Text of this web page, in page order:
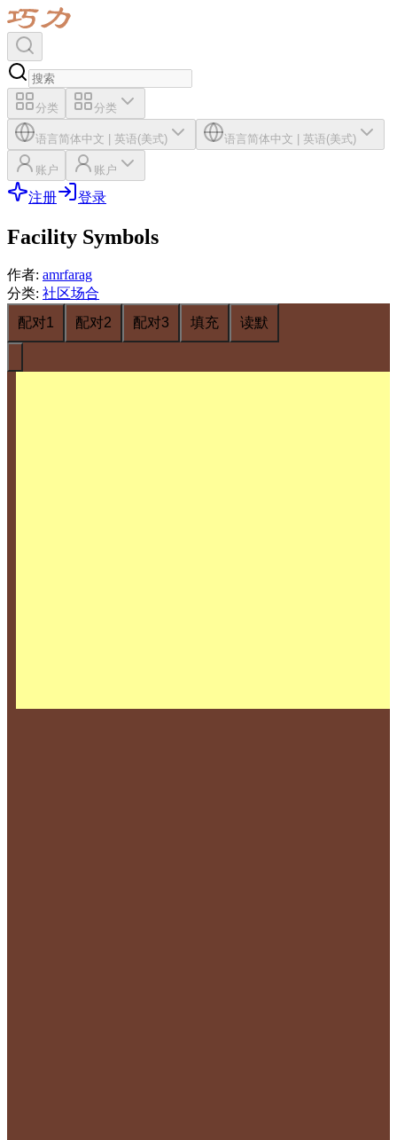
分类 分类
语言简体中文 | 英语(美式) 语言简体中文 | 英语(美式)
账户 账户
注册 登录
Facility Symbols
作者: amrfarag
分类: 社区场合
配对1
配对2 配对3 填充 读默